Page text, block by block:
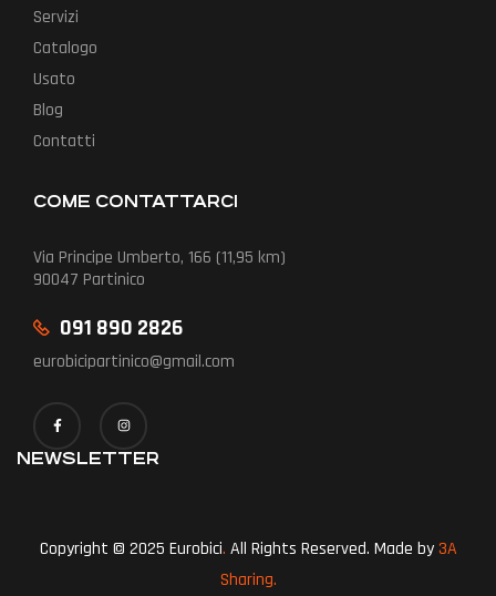
Servizi
Catalogo
Usato
Blog
Contatti
COME CONTATTARCI
Via Principe Umberto, 166 (11,95 km)
90047 Partinico
091 890 2826
eurobicipartinico@gmail.com
NEWSLETTER
Copyright © 2025 Eurobici. All Rights Reserved. Made by3A
Sharing.